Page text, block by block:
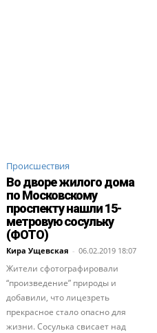
Происшествия
Во дворе жилого дома
по Московскому
проспекту нашли 15-
метровую сосульку
(ФОТО)
Кира Ущевская - 06.02.2019 18:07
Жители сфотографировали
“произведение” природы и
добавили, что лицезреть
прекрасное стало опасно для
жизни. Сосулька свисает над